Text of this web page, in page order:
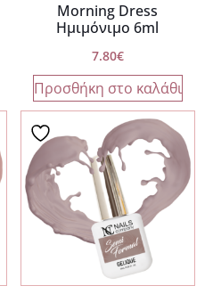
Morning Dress
Ημιμόνιμο 6ml
7.80€
Προσθήκη στο καλάθι